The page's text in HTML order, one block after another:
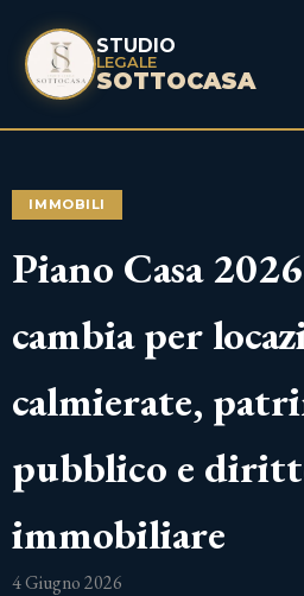
STUDIO
LEGALE
SOTTOCASA
IMMOBILI
Piano Casa
cambia per
calmierate,
pubblico e
immobiliare
4 Giugno 2026